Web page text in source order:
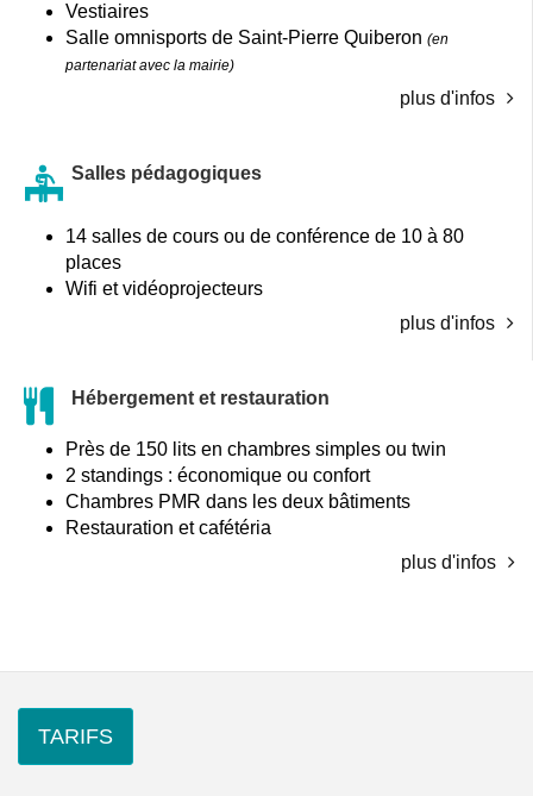
Vestiaires
Salle omnisports de Saint-Pierre Quiberon (en
partenariat avec la mairie)
plus d'infos
Salles pédagogiques
14 salles de cours ou de conférence de 10 à 80
places
Wifi et vidéoprojecteurs
plus d'infos
Hébergement et restauration
Près de 150 lits en chambres simples ou twin
2 standings : économique ou confort
Chambres PMR dans les deux bâtiments
Restauration et cafétéria
plus d'infos
TARIFS